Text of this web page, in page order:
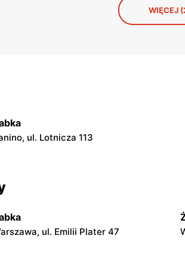
zawsze robi wrażenie. Idealne
kiedy jedno odkręcenie butelki
niż misternie przygotowany
WIĘCEJ
ul. Lotnicza 113
ul. Emilii Plater 47